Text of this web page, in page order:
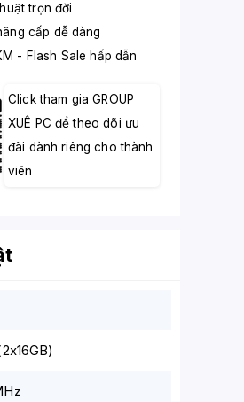
trọn đời
cấp dễ dàng
- Flash Sale hấp dẫn
Click tham gia GROUP
XUÊ PC để theo dõi ưu
đãi dành riêng cho thành
viên